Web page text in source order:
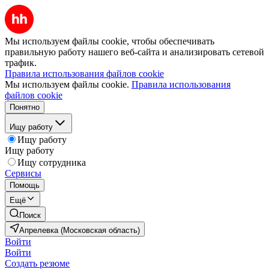
Мы используем файлы cookie, чтобы обеспечивать
правильную работу нашего веб-сайта и анализировать сетевой
трафик.
Правила использования файлов cookie
Мы используем файлы cookie. Правила использования
файлов cookie
Понятно
Ищу работу
Ищу работу
Ищу работу
Ищу сотрудника
Сервисы
Помощь
Ещё
Поиск
Апрелевка (Московская область)
Войти
Войти
Создать резюме